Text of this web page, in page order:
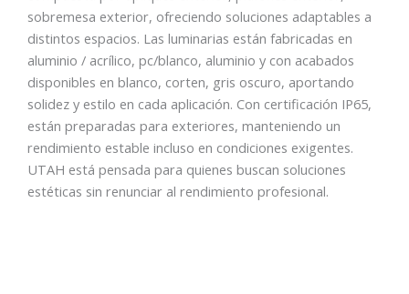
sobremesa exterior, ofreciendo soluciones adaptables a
distintos espacios. Las luminarias están fabricadas en
aluminio / acrílico, pc/blanco, aluminio y con acabados
disponibles en blanco, corten, gris oscuro, aportando
solidez y estilo en cada aplicación. Con certificación IP65,
están preparadas para exteriores, manteniendo un
rendimiento estable incluso en condiciones exigentes.
UTAH está pensada para quienes buscan soluciones
estéticas sin renunciar al rendimiento profesional.